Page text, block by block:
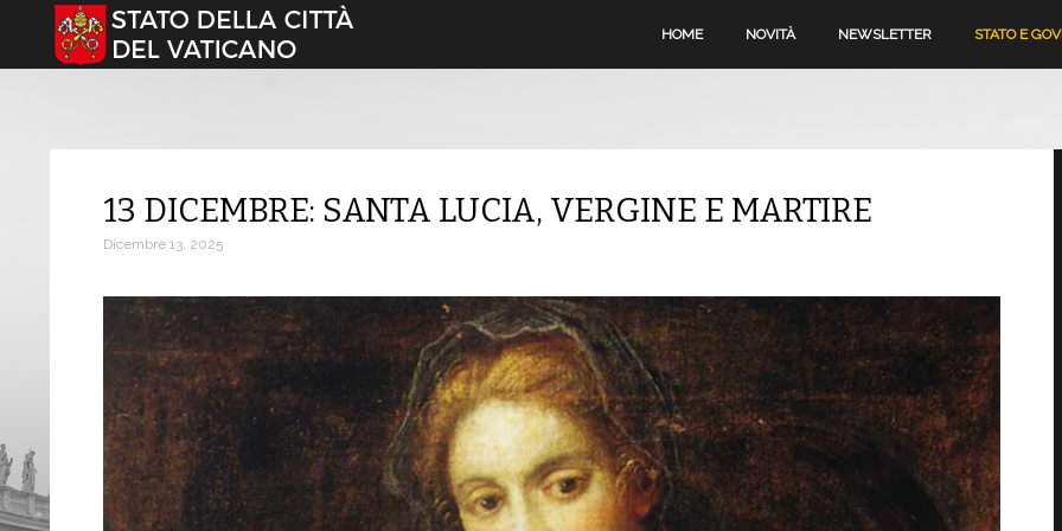
Seleziona la tua lingua HOME NOVITÀ NEWSLETTER STATO E
13 DICEMBRE: SANTA LUCIA, VERGINE E MARTIRE
Dicembre 13, 2025